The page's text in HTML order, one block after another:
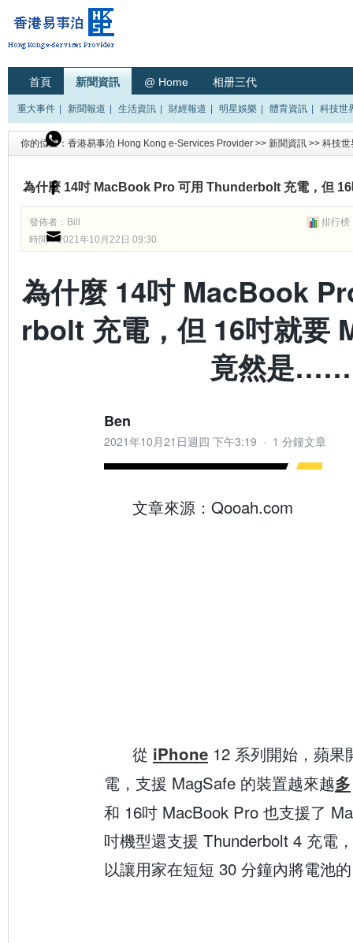
首頁 新聞資訊 @ Home 相册三代
重大事件 新聞報道 生活資訊 財經報道 明星娛樂 體育資訊 科技世
你的位置： 香港易事泊 Hong Kong e-Services Provider >> 新聞資訊 >> 科技世
為什麼 14吋 MacBook Pro 可用 Thunderbolt 充電，但
排行榜
發佈者： Bill
時間：2021年10月22日 09:30
為什麼 14吋 MacBook
rbolt 充電，但 16吋就要
竟然是……
Ben
2021年10月21日週四 下午3:19 · 1 分鐘文章
文章來源：Qooah.com
從 iPhone 12 系列開始，蘋
電，支援 MagSafe 的裝置越來越多
和 16吋 MacBook Pro 也支援了
吋機型還支援 Thunderbolt 4 充電
以讓用家在短短 30 分鐘內將電池